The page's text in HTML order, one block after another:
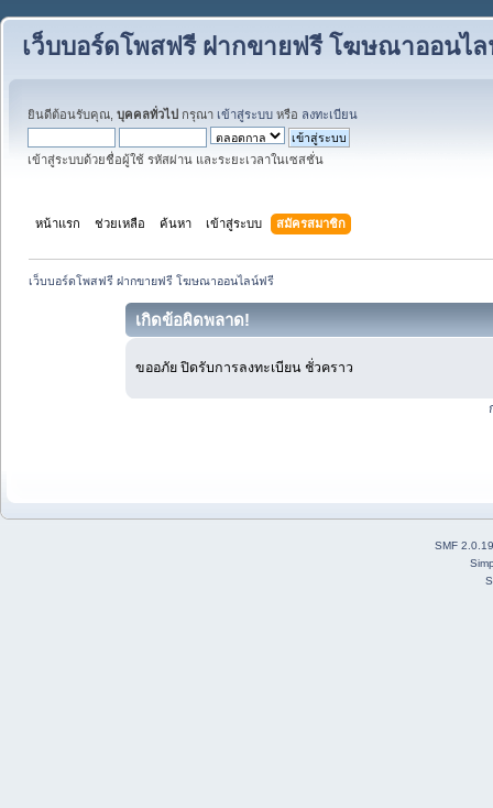
เว็บบอร์ดโพสฟรี ฝากขายฟรี โฆษณาออนไ
ยินดีต้อนรับคุณ, บุคคลทั่วไป กรุณา เข้าสู่ระบบ หรือ ลงทะเบียน
เข้าสู่ระบบด้วยชื่อผู้ใช้ รหัสผ่าน และระยะเวลาในเซสชั่น
หน้าแรก ช่วยเหลือ ค้นหา เข้าสู่ระบบ สมัครสมาชิก
เว็บบอร์ดโพสฟรี ฝากขายฟรี โฆษณาออนไลน์ฟรี
เกิดข้อผิดพลาด!
ขออภัย ปิดรับการลงทะเบียน ชั่วคราว
SMF 2.0.19